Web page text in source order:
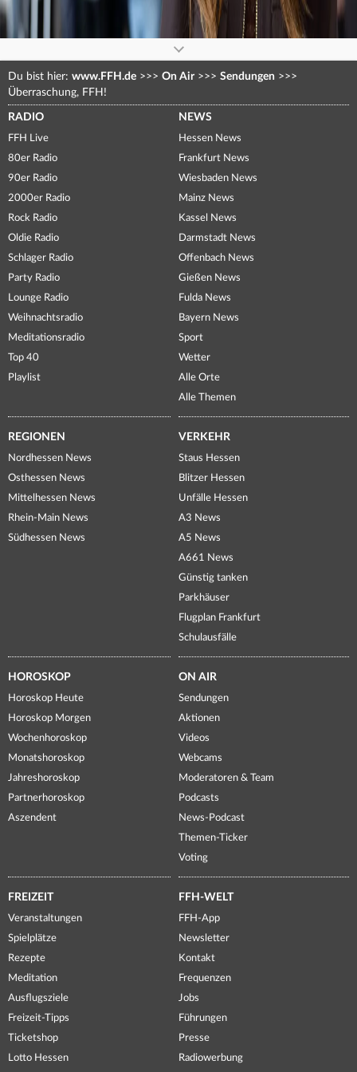
Du bist hier: www.FFH.de >>> On Air >>> Sendungen >>>
Überraschung, FFH!
RADIO
FFH Live
80er Radio
90er Radio
2000er Radio
Rock Radio
Oldie Radio
Schlager Radio
Party Radio
Lounge Radio
Weihnachtsradio
Meditationsradio
Top 40
Playlist
NEWS
Hessen News
Frankfurt News
Wiesbaden News
Mainz News
Kassel News
Darmstadt News
Offenbach News
Gießen News
Fulda News
Bayern News
Sport
Wetter
Alle Orte
Alle Themen
REGIONEN
Nordhessen News
Osthessen News
Mittelhessen News
Rhein-Main News
Südhessen News
VERKEHR
Staus Hessen
Blitzer Hessen
Unfälle Hessen
A3 News
A5 News
A661 News
Günstig tanken
Parkhäuser
Flugplan Frankfurt
Schulausfälle
HOROSKOP
Horoskop Heute
Horoskop Morgen
Wochenhoroskop
Monatshoroskop
Jahreshoroskop
Partnerhoroskop
Aszendent
ON AIR
Sendungen
Aktionen
Videos
Webcams
Moderatoren & Team
Podcasts
News-Podcast
Themen-Ticker
Voting
FREIZEIT
Veranstaltungen
Spielplätze
Rezepte
Meditation
Ausflugsziele
Freizeit-Tipps
Ticketshop
Lotto Hessen
FFH-WELT
FFH-App
Newsletter
Kontakt
Frequenzen
Jobs
Führungen
Presse
Radiowerbung